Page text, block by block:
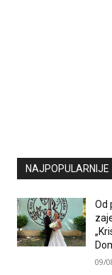
NAJPOPULARNIJE
Od
09/